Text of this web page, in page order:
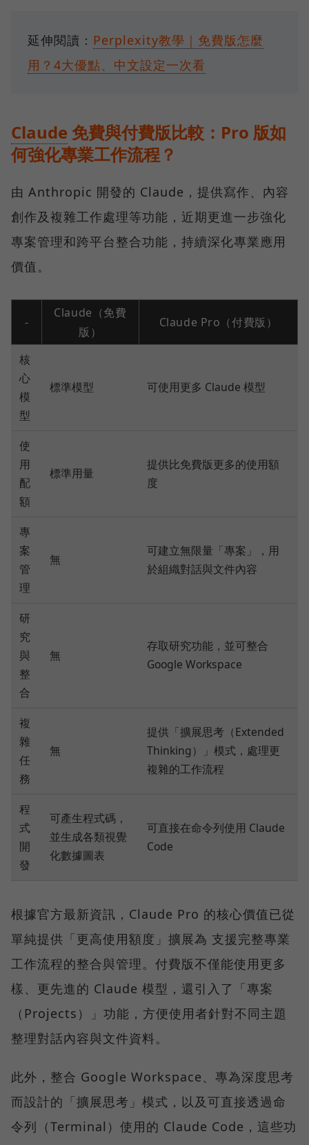
延伸閱讀： Perplexity教學｜免費版怎麼
用？4大優點、中文設定一次看
Claude 免費與付費版比較：Pro 版如
何強化專業工作流程？
由 Anthropic 開發的 Claude，提供寫作、內容
創作及複雜工作處理等功能，近期更進一步強化
專案管理和跨平台整合功能，持續深化專業應用
價值。
-
Claude（免費
版）
Claude Pro（付費版）
核
心
模
型
標準模型 可使用更多 Claude 模型
使
用
配
額
標準用量
提供比免費版更多的使用額
度
專
案
管
理
無
可建立無限量「專案」，用
於組織對話與文件內容
研
究
與
整
合
無
存取研究功能，並可整合
Google Workspace
複
雜
任
務
無
提供「擴展思考（Extended
Thinking）」模式，處理更
複雜的工作流程
程
式
開
發
可產生程式碼，
並生成各類視覺
化數據圖表
可直接在命令列使用 Claude
Code
根據官方最新資訊，Claude Pro 的核心價值已從
單純提供「更高使用額度」擴展為 支援完整專業
工作流程的整合與管理。付費版不僅能使用更多
樣、更先進的 Claude 模型，還引入了「專案
（Projects）」功能，方便使用者針對不同主題
整理對話內容與文件資料。
此外，整合 Google Workspace、專為深度思考
而設計的「擴展思考」模式，以及可直接透過命
令列（Terminal）使用的 Claude Code，這些功